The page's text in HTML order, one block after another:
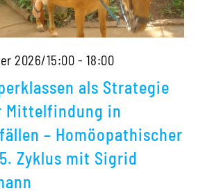
Sigrid
Lindemann
als Strategie
Mittelfindung in
– Homöopathischer
Zyklus mit Sigrid
2026/15:00 - 18:00
Superklassen
als
Strategie
bei